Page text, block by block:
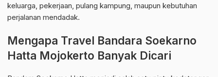
keluarga, pekerjaan, pulang kampung, maupun kebutuhan
perjalanan mendadak.
Mengapa Travel Bandara Soekarno
Hatta Mojokerto Banyak Dicari